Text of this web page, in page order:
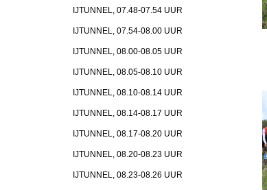
IJTUNNEL, 07.48-07.54 UUR
IJTUNNEL, 07.54-08.00 UUR
IJTUNNEL, 08.00-08.05 UUR
IJTUNNEL, 08.05-08.10 UUR
IJTUNNEL, 08.10-08.14 UUR
IJTUNNEL, 08.14-08.17 UUR
IJTUNNEL, 08.17-08.20 UUR
IJTUNNEL, 08.20-08.23 UUR
IJTUNNEL, 08.23-08.26 UUR